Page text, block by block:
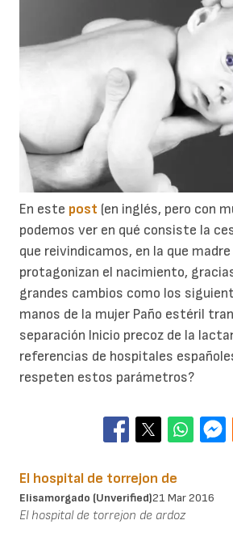
En este post (en inglés, pero con
podemos ver en qué consiste la
que reivindicamos, en la que madre
protagonizan el nacimiento,
grandes cambios como los
manos de la mujer Paño estéril
separación Inicio precoz de la
referencias de hospitales
respeten estos parámetros?
El hospital de torrejon de
Elisamorgado (unverified)21 Mar 2016
El hospital de torrejon de ardoz